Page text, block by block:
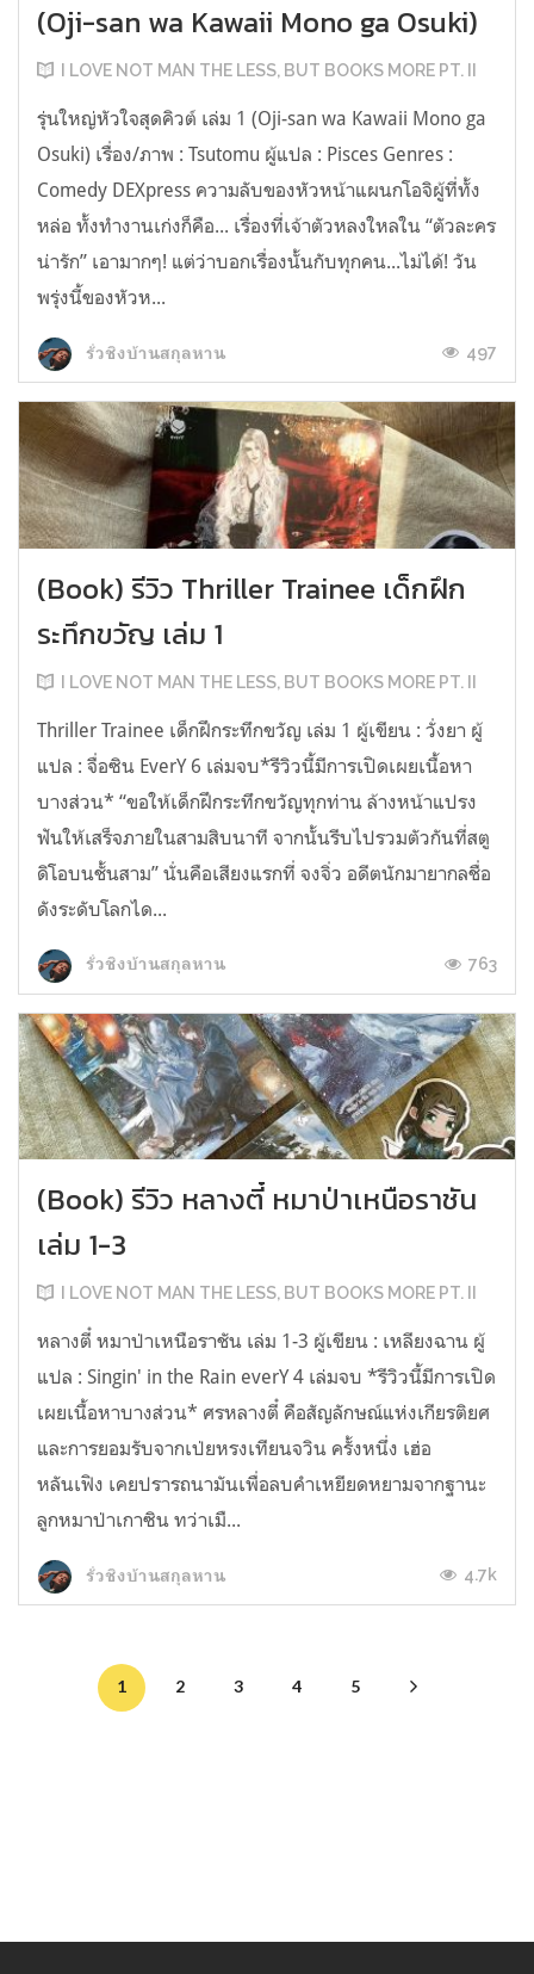
(Oji-san wa Kawaii Mono ga Osuki)
I LOVE NOT MAN THE LESS, BUT BOOKS MORE PT. II
รุ่นใหญ่หัวใจสุดคิวต์ เล่ม 1 (Oji-san wa Kawaii Mono ga
Osuki) เรื่อง/ภาพ : Tsutomu ผู้แปล : Pisces Genres :
Comedy DEXpress ความลับของหัวหน้าแผนกโอจิผู้ที่ทั้ง
หล่อ ทั้งทำงานเก่งก็คือ... เรื่องที่เจ้าตัวหลงใหลใน “ตัวละคร
น่ารัก” เอามากๆ! แต่ว่าบอกเรื่องนั้นกับทุกคน...ไม่ได้! วัน
พรุ่งนี้ของหัวห...
รั่วชิงบ้านสกุลหาน 497
(Book) รีวิว Thriller Trainee เด็กฝึก
ระทึกขวัญ เล่ม 1
I LOVE NOT MAN THE LESS, BUT BOOKS MORE PT. II
Thriller Trainee เด็กฝึกระทึกขวัญ เล่ม 1 ผู้เขียน : วั่งยา ผู้
แปล : จื่อซิน EverY 6 เล่มจบ*รีวิวนี้มีการเปิดเผยเนื้อหา
บางส่วน* “ขอให้เด็กฝึกระทึกขวัญทุกท่าน ล้างหน้าแปรง
ฟันให้เสร็จภายในสามสิบนาที จากนั้นรีบไปรวมตัวกันที่สตู
ดิโอบนชั้นสาม” นั่นคือเสียงแรกที่ จงจิ่ว อดีตนักมายากลชื่อ
ดังระดับโลกได...
รั่วชิงบ้านสกุลหาน 763
(Book) รีวิว หลางตี๋ หมาป่าเหนือราชัน
เล่ม 1-3
I LOVE NOT MAN THE LESS, BUT BOOKS MORE PT. II
หลางตี๋ หมาป่าเหนือราชัน เล่ม 1-3 ผู้เขียน : เหลียงฉาน ผู้
แปล : Singin' in the Rain everY 4 เล่มจบ *รีวิวนี้มีการเปิด
เผยเนื้อหาบางส่วน* ศรหลางตี๋ คือสัญลักษณ์แห่งเกียรติยศ
และการยอมรับจากเป่ยหรงเทียนจวิน ครั้งหนึ่ง เฮ่อ
หลันเฟิง เคยปรารถนามันเพื่อลบคำเหยียดหยามจากฐานะ
ลูกหมาป่าเกาซิน ทว่าเมื...
รั่วชิงบ้านสกุลหาน 4.7k
1 2 3 4 5